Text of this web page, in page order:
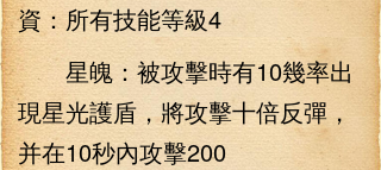
資：所有技能等級4
星魄：被攻擊時有10幾率出
現星光護盾，將攻擊十倍反彈，
并在10秒內攻擊200